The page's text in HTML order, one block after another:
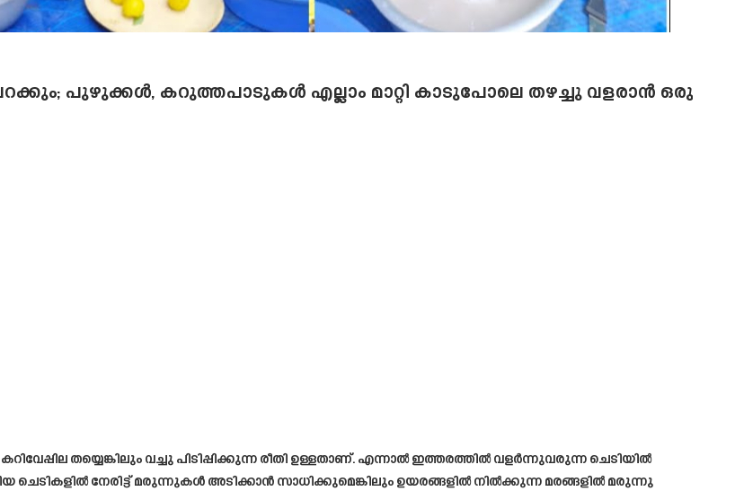
പറക്കും; പുഴുക്കൾ, കറുത്തപാടുകൾ എല്ലാം മാറ്റി കാടുപോലെ തഴച്ചു വളരാൻ ഒരു
തയ്യെങ്കിലും വച്ചു പിടിപ്പിക്കുന്ന രീതി ഉള്ളതാണ്. എന്നാൽ ഇത്തരത്തിൽ വളർന്നുവരുന്ന ചെടിയിൽ
നേരിട്ട് മരുന്നുകൾ അടിക്കാൻ സാധിക്കുമെങ്കിലും ഉയരങ്ങളിൽ നിൽക്കുന്ന മരങ്ങളിൽ മരുന്നു